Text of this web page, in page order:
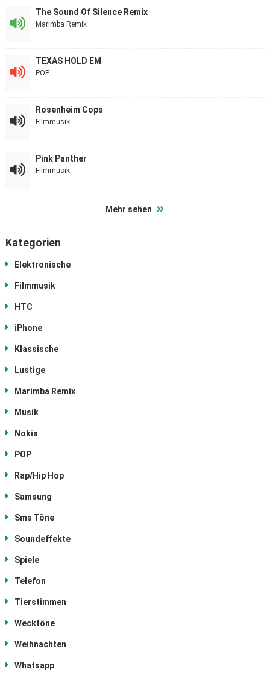
The Sound Of Silence Remix
Marimba Remix
TEXAS HOLD EM
POP
Rosenheim Cops
Filmmusik
Pink Panther
Filmmusik
Mehr sehen
Kategorien
Elektronische
Filmmusik
HTC
iPhone
Klassische
Lustige
Marimba Remix
Musik
Nokia
POP
Rap/Hip Hop
Samsung
Sms Töne
Soundeffekte
Spiele
Telefon
Tierstimmen
Wecktöne
Weihnachten
Whatsapp